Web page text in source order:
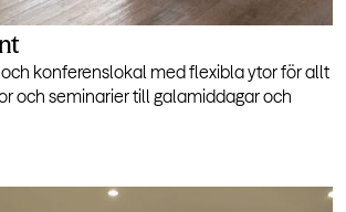
konferenslokal med flexibla ytor för allt
och seminarier till galamiddagar och